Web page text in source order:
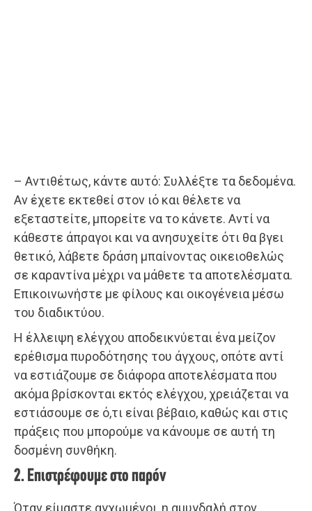
– Αντιθέτως, κάντε αυτό: Συλλέξτε τα δεδομένα.
Αν έχετε εκτεθεί στον ιό και θέλετε να
εξεταστείτε, μπορείτε να το κάνετε. Αντί να
κάθεστε άπραγοι και να ανησυχείτε ότι θα βγει
θετικό, λάβετε δράση μπαίνοντας οικειοθελώς
σε καραντίνα μέχρι να μάθετε τα αποτελέσματα.
Επικοινωνήστε με φίλους και οικογένεια μέσω
του διαδικτύου.
Η έλλειψη ελέγχου αποδεικνύεται ένα μείζον
ερέθισμα πυροδότησης του άγχους, οπότε αντί
να εστιάζουμε σε διάφορα αποτελέσματα που
ακόμα βρίσκονται εκτός ελέγχου, χρειάζεται να
εστιάσουμε σε ό,τι είναι βέβαιο, καθώς και στις
πράξεις που μπορούμε να κάνουμε σε αυτή τη
δοσμένη συνθήκη.
2. Επιστρέφουμε στο παρόν
Όταν είμαστε αγχωμένοι, η αμυγδαλή στον